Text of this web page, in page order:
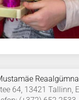
64, 13421 Tallinn,